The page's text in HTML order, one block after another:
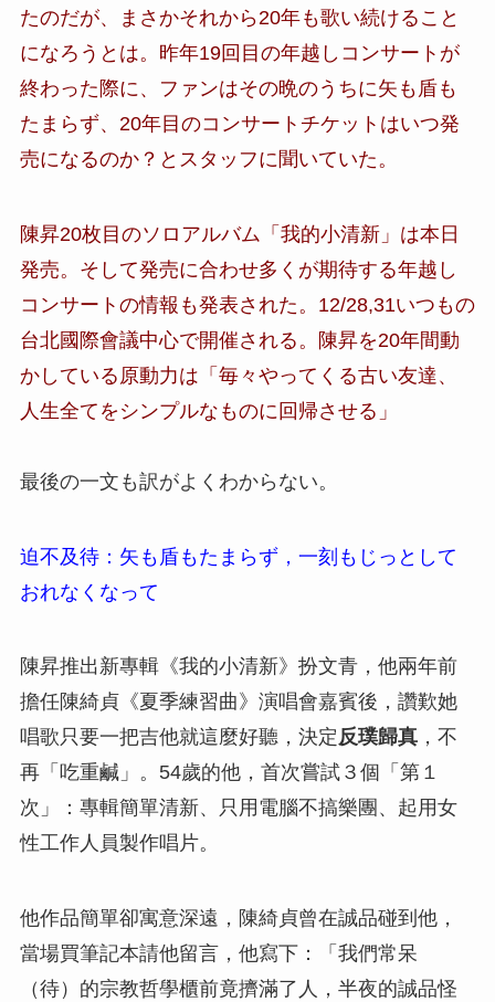
たのだが、まさかそれから20年も歌い続けること
になろうとは。昨年19回目の年越しコンサートが
終わった際に、ファンはその晩のうちに矢も盾も
たまらず、20年目のコンサートチケットはいつ発
売になるのか？とスタッフに聞いていた。
陳昇20枚目のソロアルバム「我的小清新」は本日
発売。そして発売に合わせ多くが期待する年越し
コンサートの情報も発表された。12/28,31いつもの
台北國際會議中心で開催される。陳昇を20年間動
かしている原動力は「毎々やってくる古い友達、
人生全てをシンプルなものに回帰させる」
最後の一文も訳がよくわからない。
迫不及待：矢も盾もたまらず，一刻もじっとして
おれなくなって
陳昇推出新專輯《我的小清新》扮文青，他兩年前
擔任陳綺貞《夏季練習曲》演唱會嘉賓後，讚歎她
唱歌只要一把吉他就這麼好聽，決定反璞歸真，不
再「吃重鹹」。54歲的他，首次嘗試３個「第１
次」：專輯簡單清新、只用電腦不搞樂團、起用女
性工作人員製作唱片。
他作品簡單卻寓意深遠，陳綺貞曾在誠品碰到他，
當場買筆記本請他留言，他寫下：「我們常呆
（待）的宗教哲學櫃前竟擠滿了人，半夜的誠品怪